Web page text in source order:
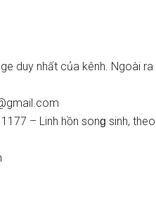
duy nhất của kênh. Ngoài
– Linh hồn ѕonɡ ѕinh, theo